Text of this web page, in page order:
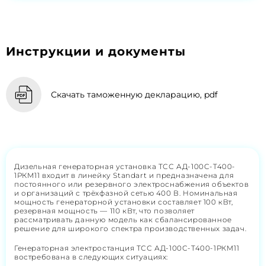
Инструкции и документы
Скачать таможенную декларацию, pdf
Дизельная генераторная установка ТСС АД-100С-Т400-
1РКМ11 входит в линейку Standart и предназначена для
постоянного или резервного электроснабжения объектов
и организаций с трёхфазной сетью 400 В. Номинальная
мощность генераторной установки составляет 100 кВт,
резервная мощность — 110 кВт, что позволяет
рассматривать данную модель как сбалансированное
решение для широкого спектра производственных задач.
Генераторная электростанция ТСС АД-100С-Т400-1РКМ11
востребована в следующих ситуациях: